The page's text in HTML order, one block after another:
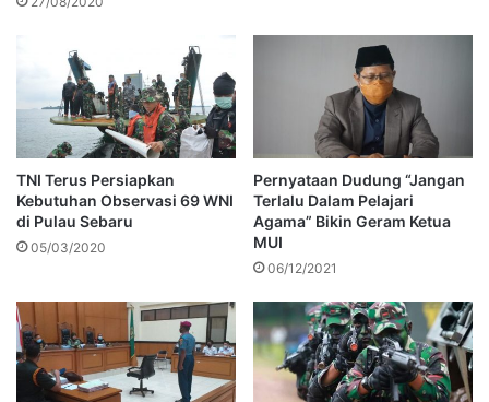
TNI Terus Persiapkan
Kebutuhan Observasi 69 WNI
di Pulau Sebaru
05/03/2020
Pernyataan Dudung “Jangan
Terlalu Dalam Pelajari
Agama” Bikin Geram Ketua
MUI
06/12/2021